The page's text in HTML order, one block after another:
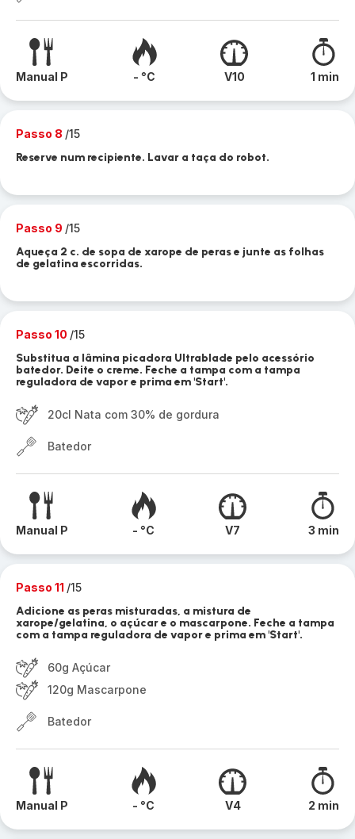
Manual P - °C V10 1 min
Passo 8 /15
Reserve num recipiente. Lavar a taça do robot.
Passo 9 /15
Aqueça 2 c. de sopa de xarope de peras e junte as folhas
de gelatina escorridas.
Passo 10 /15
Substitua a lâmina picadora Ultrablade pelo acessório
batedor. Deite o creme. Feche a tampa com a tampa
reguladora de vapor e prima em 'Start'.
20cl Nata com 30% de gordura
Batedor
Manual P - °C V7 3 min
Passo 11 /15
Adicione as peras misturadas, a mistura de
xarope/gelatina, o açúcar e o mascarpone. Feche a tampa
com a tampa reguladora de vapor e prima em 'Start'.
60g Açúcar
120g Mascarpone
Batedor
Manual P - °C V4 2 min